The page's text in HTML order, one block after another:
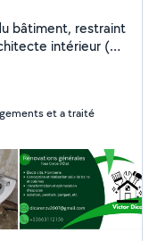
bâtiment, restraint
ses services de
espaces SDB
intérieure par la
de
plafonds tous
dans ces
électricité,
Escoublac,
et a traité